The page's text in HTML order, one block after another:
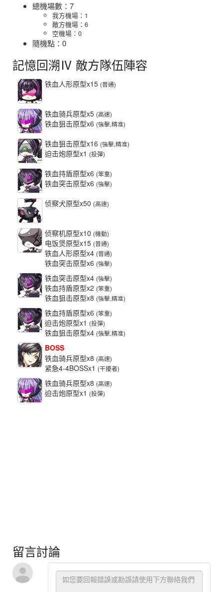
總機場數：7
我方機場：1
敵方機場：6
空機場：0
隨機點：0
記憶回溯Ⅳ 敵方隊伍陣容
铁血人形原型x15 (普通)
铁血骑兵原型x5 (高速)
铁血狙击原型x6 (強擊,精准)
铁血狙击原型x16 (強擊,精准)
迫击炮原型x1 (投彈)
铁血持盾原型x6 (笨重)
铁血突击原型x6 (強擊)
侦察犬原型x50 (高速)
侦察机原型x10 (機動)
电饭煲原型x15 (普通)
铁血人形原型x4 (普通)
铁血突击原型x6 (強擊)
铁血突击原型x4 (強擊)
铁血持盾原型x2 (笨重)
铁血狙击原型x8 (強擊,精准)
铁血持盾原型x6 (笨重)
迫击炮原型x1 (投彈)
铁血狙击原型x4 (強擊,精准)
BOSS
铁血骑兵原型x8 (高速)
紧急4-4BOSSx1 (干擾者)
铁血骑兵原型x8 (高速)
迫击炮原型x1 (投彈)
留言討論